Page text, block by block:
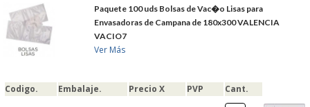
Paquete 100 uds Bolsas de Vac�o Lisas para
Envasadoras de Campana de 180x300 VALENCIA
VACIO7
Ver Más
Codigo. Embalaje. Precio X PVP Cant.